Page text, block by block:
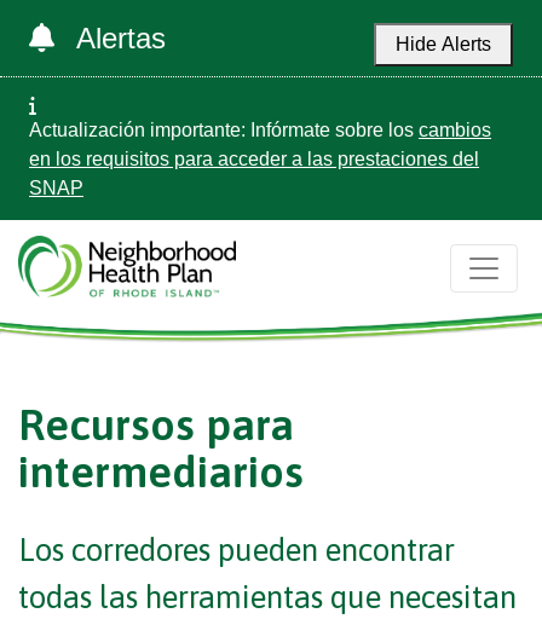
Alertas Hide Alerts
Actualización importante: Infórmate sobre los cambios
en los requisitos para acceder a las prestaciones del
SNAP
Recursos para
intermediarios
Los corredores pueden encontrar
todas las herramientas que necesitan